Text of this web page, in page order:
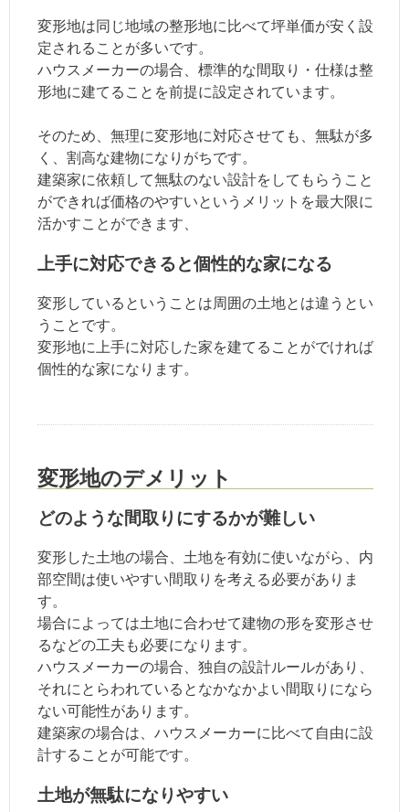
変形地は同じ地域の整形地に比べて坪単価が安く設
定されることが多いです。
ハウスメーカーの場合、標準的な間取り・仕様は整
形地に建てることを前提に設定されています。
そのため、無理に変形地に対応させても、無駄が多
く、割高な建物になりがちです。
建築家に依頼して無駄のない設計をしてもらうこと
ができれば価格のやすいというメリットを最大限に
活かすことができます、
上手に対応できると個性的な家になる
変形しているということは周囲の土地とは違うとい
うことです。
変形地に上手に対応した家を建てることがでければ
個性的な家になります。
変形地のデメリット
どのような間取りにするかが難しい
変形した土地の場合、土地を有効に使いながら、内
部空間は使いやすい間取りを考える必要がありま
す。
場合によっては土地に合わせて建物の形を変形させ
るなどの工夫も必要になります。
ハウスメーカーの場合、独自の設計ルールがあり、
それにとらわれているとなかなかよい間取りになら
ない可能性があります。
建築家の場合は、ハウスメーカーに比べて自由に設
計することが可能です。
土地が無駄になりやすい